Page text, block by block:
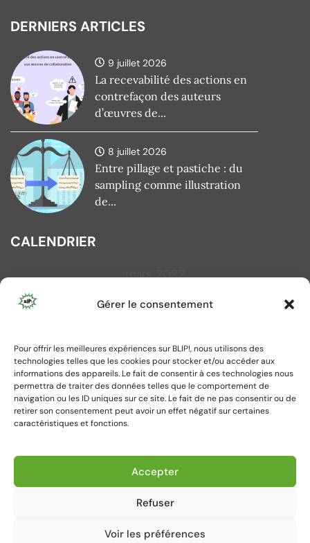
Gérer le consentement
Pour offrir les meilleures expériences sur BLIP!, nous utilisons des
technologies telles que les cookies pour stocker et/ou accéder aux
informations des appareils. Le fait de consentir à ces technologies nous
permettra de traiter des données telles que le comportement de
navigation ou les ID uniques sur ce site. Le fait de ne pas consentir ou de
retirer son consentement peut avoir un effet négatif sur certaines
caractéristiques et fonctions.
Accepter
Refuser
Voir les préférences
DERNIERS ARTICLES
9 juillet 2026
La recevabilité des actions en
contrefaçon des auteurs
d’œuvres de...
8 juillet 2026
Entre pillage et pastiche : du
sampling comme illustration
de...
CALENDRIER
mars 2022
L
14
15 16 17 18 19
20
21
22 23 24 25 26
27
28
29 30 31
« Fév Avr »